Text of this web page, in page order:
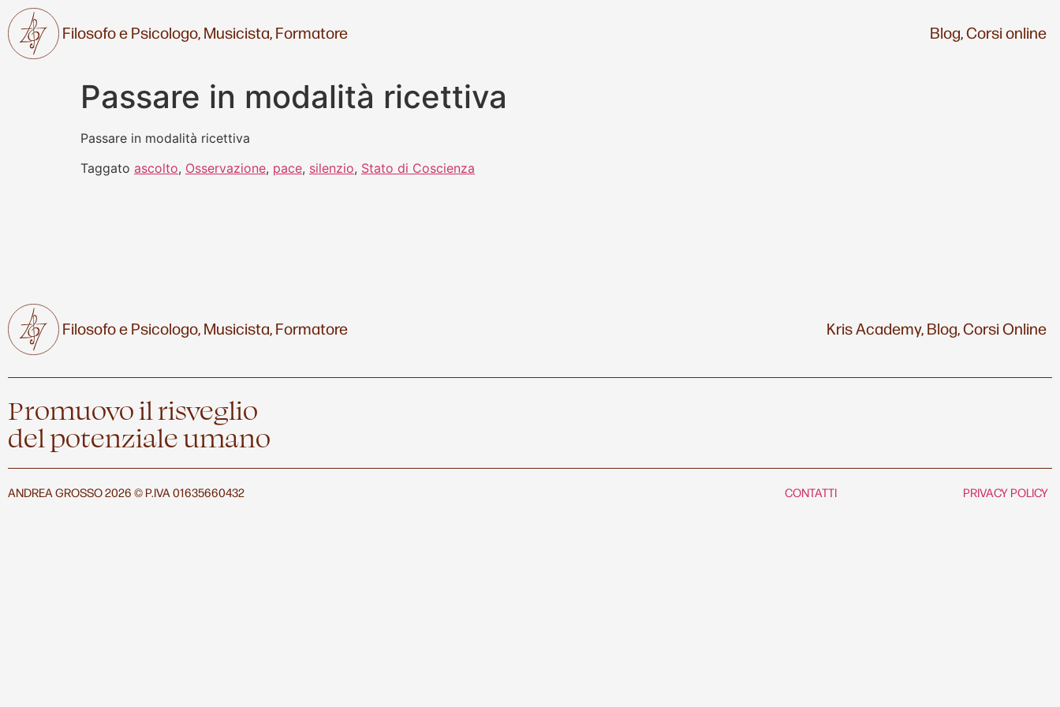
Filosofo e Psicologo,Musicista,Formatore Blog,Corsi online
Passare in modalità ricettiva
Passare in modalità ricettiva
Taggato ascolto, Osservazione, pace, silenzio, Stato di Coscienza
Filosofo e Psicologo,Musicista,Formatore Kris Academy,Blog,Corsi Online
Promuovo il risveglio
del potenziale umano
ANDREA GROSSO 2026 © P.IVA 01635660432 CONTATTI PRIVACY POLICY